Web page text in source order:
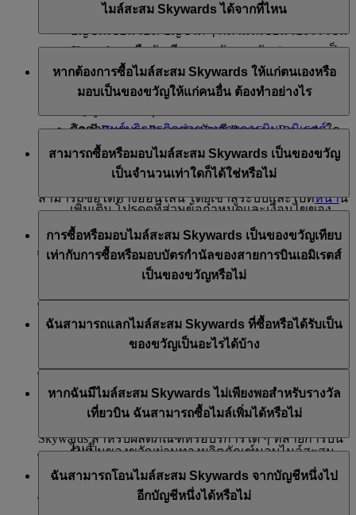
การคืนเงินให้
บัญชีที่เชื่อมโยง: บัญชีใด ๆ ก็ตามที่เชื่อมโยงไว้ เช่น
Skysurfers หรือบัญชีครอบครัวของฉัน​ (หากคุณเป็น
หัวหน้าครอบครัว)​ จะถูกยกเลิกหรือยุติการเชื่อมโยง
โดยอัตโนมัติ เมื่อคุณลบบัญชีสมาชิก Emirates
บัญชี Business Rewards: บัญชี Business Rewards ใด
ๆ ที่ลงทะเบียนโดยใช้ข้อมูลประจำตัวจากบัญชี
สมาชิก Emirates Skywards ของคุณ จะเข้าถึงไม่ได้
เพิ่มเติม โปรดดูที่ส่วนข้อกำหนดและเงื่อนไขของ
Business Rewards
ไมล์สะสม Skywards ได้จากที่ไหน
Skywards คุณสามารถดำเนินการได้ผ่านทาง:
ติดต่อศูนย์บริการติดต่อของสายการบินเอมิเรตส์
หรือ
ไปที่ศูนย์สำรองบัตรโดยสารและสำนักงานออกบัตร
สามารถทำได้ทางออนไลน์เท่านั้น โดยเข้าสู่ระบบที่
emirates.com
หากต้องการซื้อไมล์สะสม Skywards ให้แก่ตนเองหรือ
มอบเป็นของขวัญให้แก่คนอื่น ต้องทำอย่างไร
ต้องการ หรือต้องการมอบไมล์สะสม Skywards ให้กับ
เพื่อนสมาชิก Emirates Skywards เป็นของขวัญ คุณ
สามารถซื้อได้ทางออนไลน์ โดยเข้าสู่ระบบและไปที่หน้านี้
น้อยหนึ่งเที่ยวบินกับสายการบินเอมิเรตส์ หรือมีกิจกรรมที่
ได้รับไมล์สะสมอย่างน้อยหนึ่งอย่างกับพันธมิตร
ปีปฏิทิน
สมาชิกระดับ Silver และ Blue สามารถซื้อไมล์สะสม
Skywards ได้สูงสุด 100,000 ไมล์ในหนึ่งปีปฏิทิน
ต้องซื้อหรือมอบไมล์สะสม Skywards เป็นของขวัญ
อย่างน้อย 2,000 ไมล์ต่อหนึ่งธุรกรรม ที่ราคา 30
ไมล์
สามารถซื้อหรือมอบไมล์สะสม Skywards เป็นของขวัญ
เป็นจำนวนเท่าใดก็ได้ใช่หรือไม่
เป็นของขวัญให้แก่คนอื่นได้ทีละ 1,000 ไมล์ ขั้นต่ำ 2,000
ไมล์
สะสม Skywards ได้สูงสุด 200,000 ไมล์ในหนึ่ง
ปีปฏิทินสำหรับตนเอง ผ่านทางผลิตภัณฑ์ซื้อไมล์
สะสม และรับเป็นของขวัญผ่านทางผลิตภัณฑ์มอบ
ไมล์สะสมเป็นของขวัญ
สมาชิกระดับ Silver และ Blue สามารถซื้อไมล์สะสม
Skywards ได้สูงสุด 100,000 ไมล์ในหนึ่งปีปฏิทิน
รับเป็นของขวัญผ่านทางผลิตภัณฑ์มอบไมล์สะสม
เป็นของขวัญ
นี้เพื่อดูข้อมูลเพิ่มเติม
การซื้อหรือมอบไมล์สะสม Skywards เป็นของขวัญเทียบ
เท่ากับการซื้อหรือมอบบัตรกำนัลของสายการบินเอมิเรตส์
เป็นของขวัญหรือไม่
สามารถนำไปใช้แลกเที่ยวบิน Classic Rewards หรือแลก
การอัปเกรดบัตรโดยสารของสายการบินเอมิเรตส์หรือสาย
การบิน flydubai ที่มีอยู่ได้ จำนวนเงินที่ชำระสำหรับไมล์
สะสม Skywards ที่ซื้อหรือมอบเป็นของขวัญไม่สามารถนำ
มาใช้เป็นบัตรกำนัลเงินสดสำหรับผลิตภัณฑ์และบริการ
ฉันสามารถแลกไมล์สะสม Skywards ที่ซื้อหรือได้รับเป็น
ของขวัญเป็นอะไรได้บ้าง
สามารถนำไปแลกเที่ยวบิน Classic Rewards และแลกการ
อัปเกรดได้ แม้ว่าเราจะไม่จำกัดการใช้ไมล์สะสม
Skywards สำหรับผลิตภัณฑ์หรือบริการใด ๆ ที่สายการบิน
กำหนดของไมล์สะสม Skywards สำหรับเที่ยวบินและการ
เครื่องคำนวณไมล์สะสมของเรา
หากฉันมีไมล์สะสม Skywards ไม่เพียงพอสำหรับรางวัล
เที่ยวบิน ฉันสามารถซื้อไมล์เพิ่มได้หรือไม่
Skywards ไม่เพียงพอสำหรับแลกรับรางวัลเที่ยวบิน อ่าน
วิธีซื้อไมล์สะสม Skywards
ฉันสามารถโอนไมล์สะสม Skywards จากบัญชีหนึ่งไป
อีกบัญชีหนึ่งได้หรือไม่